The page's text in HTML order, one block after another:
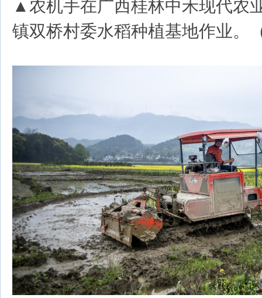
▲农机手在广西桂林中禾现代农
镇双桥村委水稻种植基地作业。